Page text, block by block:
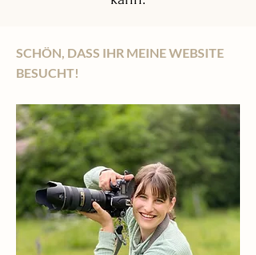
SCHÖN, DASS IHR MEINE WEBSITE
BESUCHT!